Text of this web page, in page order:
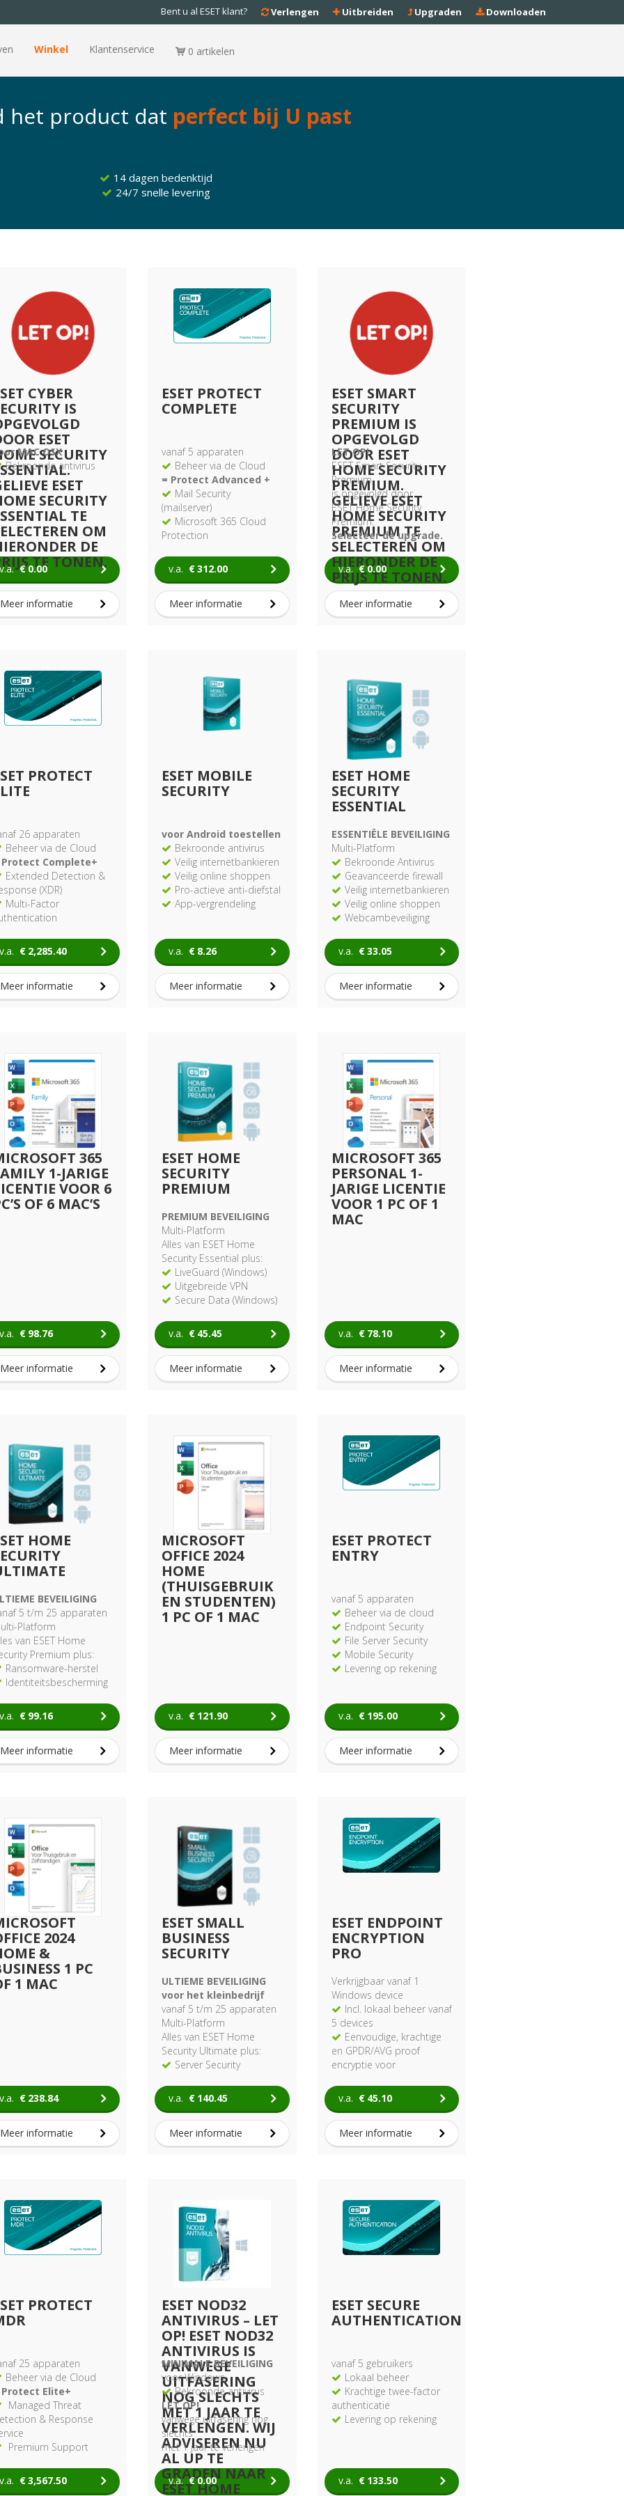
Bent u al ESET klant? Verlengen Uitbreiden Upgraden Downloaden
Winkel Klantenservice 0 artikelen
het product dat perfect bij U past
14 dagen bedenktijd
24/7 snelle levering
CYBER
IS
ESET
SECURITY
ESET
SECURITY
TE
OM
DE
TE TONEN.
MAC OSX
Bekroonde antivirus
v.a.€ 0.00
Meer informatie
ESET PROTECT
COMPLETE
vanaf 5 apparaten
Beheer via de Cloud
= Protect Advanced +
Mail Security
(mailserver)
Microsoft 365 Cloud
Protection
Management
Levering op rekening
v.a. €312.00
Meer informatie
ESET SMART
SECURITY
PREMIUM IS
OPGEVOLGD
DOOR ESET
HOME SECURITY
PREMIUM.
GELIEVE ESET
HOME SECURITY
PREMIUM TE
SELECTEREN OM
HIERONDER DE
PRIJS TE TONEN.
LET OP!
ESET Smart Security
Premium
is opgevolgd door
ESET Home Security
Premium.
Selecteer de upgrade.
v.a.€0.00
Meer informatie
PROTECT
26 apparaten
Beheer via de Cloud
Complete+
Extended Detection &
(XDR)
Multi-Factor
v.a. € 2,285.40
Meer informatie
ESET MOBILE
SECURITY
voor Android toestellen
Bekroonde antivirus
Veilig internetbankieren
Veilig online shoppen
Pro-actieve anti-diefstal
App-vergrendeling
v.a. € 8.26
Meer informatie
ESET HOME
SECURITY
ESSENTIAL
ESSENTIËLE BEVEILIGING
Multi-Platform
Bekroonde Antivirus
Geavanceerde firewall
Veilig internetbankieren
Veilig online shoppen
Webcambeveiliging
v.a. €33.05
Meer informatie
365
1-JARIGE
VOOR 6
OF 6 MAC’S
v.a. € 98.76
Meer informatie
ESET HOME
SECURITY
PREMIUM
PREMIUM BEVEILIGING
Multi-Platform
Alles van ESET Home
Security Essential plus:
LiveGuard (Windows)
Uitgebreide VPN
Secure Data (Windows)
v.a. € 45.45
Meer informatie
MICROSOFT 365
PERSONAL 1-
JARIGE LICENTIE
VOOR 1 PC OF 1
MAC
v.a. € 78.10
Meer informatie
HOME
BEVEILIGING
5 t/m 25 apparaten
Platform
van ESET Home
Premium plus:
Ransomware-herstel
Identiteitsbescherming
v.a. € 99.16
Meer informatie
MICROSOFT
OFFICE 2024
HOME
(THUISGEBRUIK
EN STUDENTEN)
1 PC OF 1 MAC
v.a. € 121.90
Meer informatie
ESET PROTECT
ENTRY
vanaf 5 apparaten
Beheer via de cloud
Endpoint Security
File Server Security
Mobile Security
Levering op rekening
v.a. € 195.00
Meer informatie
2024
&
1 PC
1 MAC
v.a. € 238.84
Meer informatie
ESET SMALL
BUSINESS
SECURITY
ULTIEME BEVEILIGING
voor het kleinbedrijf
vanaf 5 t/m 25 apparaten
Multi-Platform
Alles van ESET Home
Security Ultimate plus:
Server Security
v.a. € 140.45
Meer informatie
ESET ENDPOINT
ENCRYPTION
PRO
Verkrijgbaar vanaf 1
Windows device
Incl. lokaal beheer vanaf
5 devices
Eenvoudige, krachtige
en GPDR/AVG proof
encryptie voor
omvang
Versleutel eenvoudig
harde schijven,
verwisselbare media,
bestanden en e-mail
uw informatie te stelen
Bij verlies/diefstal zijn
uw gegevens gewaarborgd
Krachtige versleuteling
van uw waardevolle
v.a. € 45.10
Meer informatie
PROTECT
25 apparaten
Beheer via de Cloud
Elite+
Managed Threat
& Response
Premium Support
v.a. €3,567.50
ESET NOD32
ANTIVIRUS – LET
OP! ESET NOD32
ANTIVIRUS IS
VANWEGE
UITFASERING
NOG SLECHTS
MET 1 JAAR TE
VERLENGEN. WIJ
ADVISEREN NU
AL UP TE
GRADEN NAAR
ESET HOME
MINIMALE BEVEILIGING
voor Windows
Bekroonde antivirus
LET OP!
vanwege uitfasering nog
slechts
met 1 jaar te verlengen
v.a.€0.00
ESET SECURE
AUTHENTICATION
vanaf 5 gebruikers
Lokaal beheer
Krachtige twee-factor
authenticatie
Levering op rekening
v.a. € 133.50